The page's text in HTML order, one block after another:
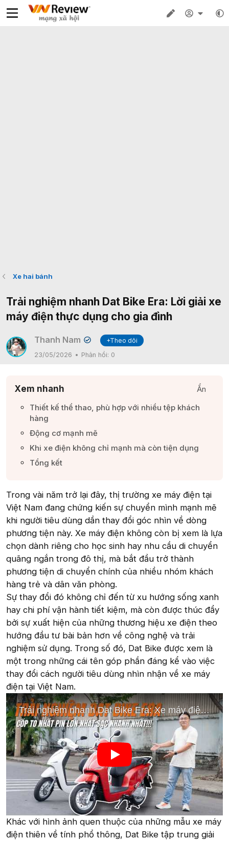
Xe hai bánh
Trải nghiệm nhanh Dat Bike Era: Lời giải xe
máy điện thực dụng cho gia đình
Thanh Nam ✔
+Theo dõi
23/05/2026
Phản hồi: 0
Xem nhanh
Ẩn
Thiết kế thể thao, phù hợp với nhiều tệp khách
hàng​
Động cơ mạnh mẽ​
Khi xe điện không chỉ mạnh mà còn tiện dụng​
Tổng kết​
Trong vài năm trở lại đây, thị trường xe máy điện tại
Việt Nam đang chứng kiến sự chuyển mình mạnh mẽ
khi người tiêu dùng dần thay đổi góc nhìn về dòng
phương tiện này. Xe máy điện không còn bị xem là lựa
chọn dành riêng cho học sinh hay nhu cầu di chuyển
quãng ngắn trong đô thị, mà bắt đầu trở thành
phương tiện di chuyển chính của nhiều nhóm khách
hàng trẻ và dân văn phòng.
Sự thay đổi đó không chỉ đến từ xu hướng sống xanh
hay chi phí vận hành tiết kiệm, mà còn được thúc đẩy
bởi sự xuất hiện của những thương hiệu xe điện theo
hướng đầu tư bài bản hơn về công nghệ và trải
nghiệm sử dụng. Trong số đó, Dat Bike được xem là
một trong những cái tên góp phần đáng kể vào việc
thay đổi cách người tiêu dùng nhìn nhận về xe máy
điện tại Việt Nam.
Khác với hình ảnh quen thuộc của những mẫu xe máy
điện thiên về tính phổ thông, Dat Bike tập trung giải